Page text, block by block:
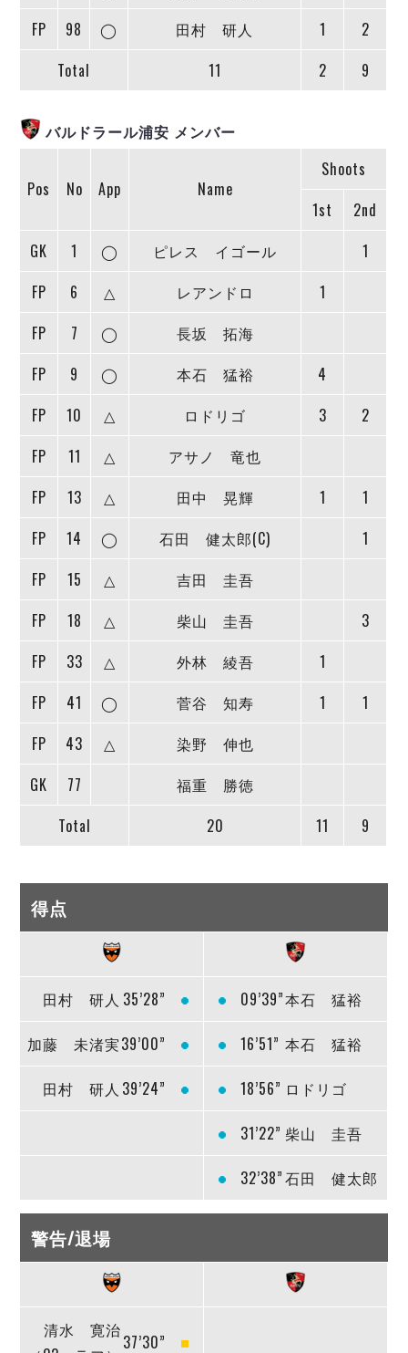
バサジィ大分
選手の通算記録（Ｆ２）
ヴォスクオーレ仙台
リガーレヴィア葛飾
アグレミーナ浜松
ポルセイド浜田
ミラクルスマイル新居浜
FP
98 ◯ 田村 研人 1
2
Total
11 2 9
バルドラール浦安 メンバー
Pos No App Name
Shoots
1st
2nd
GK
1 ◯ ピレス イゴール
1
FP
6 △ レアンドロ
1
FP
7 ◯
長坂 拓海
FP
9 ◯ 本石 猛裕
4
FP
10 △ ロドリゴ 3
2
FP
11 △
アサノ 竜也
FP
13 △ 田中 晃輝 1
1
FP
14 ◯ 石田 健太郎(C)
1
FP
15 △
吉田 圭吾
FP
18 △ 柴山 圭吾
3
FP
33 △ 外林 綾吾
1
FP
41 ◯ 菅谷 知寿 1
1
FP
43 △
染野 伸也
GK
77
福重 勝徳
Total
20 11 9
得点
田村 研人 35’28” 09’39”本石 猛裕
加藤 未渚実39’00” 16’51” 本石 猛裕
田村 研人 39’24” 18’56” ロドリゴ
31’22” 柴山 圭吾
32’38”石田 健太郎
警告/退場
清水 寛治
37’30”